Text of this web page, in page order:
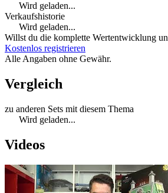
Wird geladen...
Verkaufshistorie
Wird geladen...
Willst du die komplette Wertentwicklung
Kostenlos registrieren
Alle Angaben ohne Gewähr.
Vergleich
zu anderen Sets mit diesem Thema
Wird geladen...
Videos